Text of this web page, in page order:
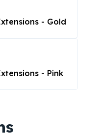
- Gold
- Pink